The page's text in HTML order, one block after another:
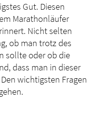
Gut. Diesen
Marathonläufer
Nicht selten
ob man trotz des
sollte oder ob die
dass man in dieser
wichtigsten Fragen